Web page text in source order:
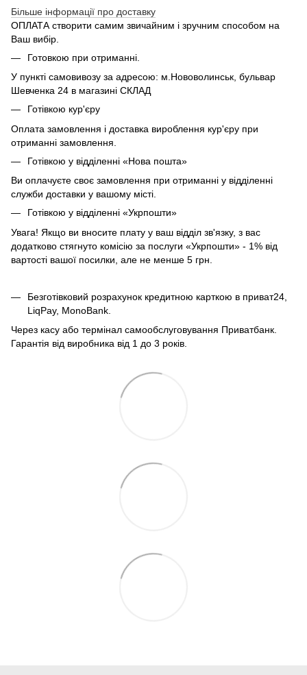
Більше інформації про доставку
ОПЛАТА створити самим звичайним і зручним способом на
Ваш вибір.
Готовкою при отриманні.
У пункті самовивозу за адресою: м.Нововолинськ, бульвар
Шевченка 24 в магазині СКЛАД
Готівкою кур'єру
Оплата замовлення і доставка вироблення кур'єру при
отриманні замовлення.
Готівкою у відділенні «Нова пошта»
Ви оплачуєте своє замовлення при отриманні у відділенні
служби доставки у вашому місті.
Готівкою у відділенні «Укрпошти»
Увага! Якщо ви вносите плату у ваш відділ зв'язку, з вас
додатково стягнуто комісію за послуги «Укрпошти» - 1% від
вартості вашої посилки, але не менше 5 грн.
Безготівковий розрахунок кредитною карткою в приват24,
LiqPay, MonoBank.
Через касу або термінал самообслуговування Приватбанк.
Гарантія від виробника від 1 до 3 років.